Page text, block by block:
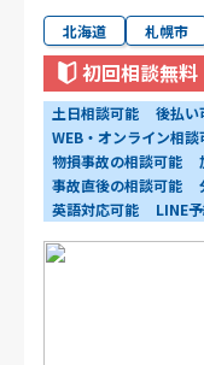
北海道 札幌市
初回相談無料
土日相談可能 後払い
WEB・オンライン相談
物損事故の相談可能
事故直後の相談可能
英語対応可能
LINE